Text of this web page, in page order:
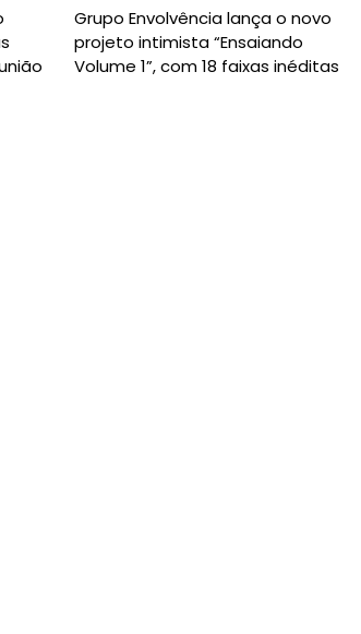
Grupo Envolvência lança o novo
projeto intimista “Ensaiando
Volume 1”, com 18 faixas inéditas